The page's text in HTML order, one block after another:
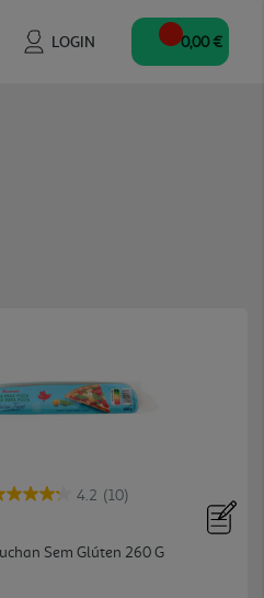
LOGIN 0,00 €
4.2 (10)
Sem Glúten 260 G